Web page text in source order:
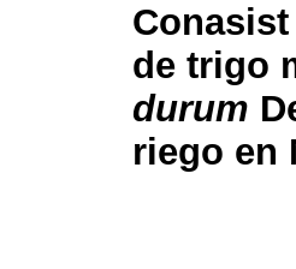
de trigo
durum
riego en